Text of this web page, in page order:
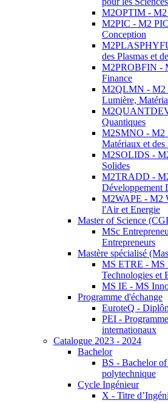
M2OPTIM - M2
M2PIC - M2
Conception
des Plasmas et
M2PROBFIN -
Finance
M2QLMN - M2
Lumière,
Quantiques
M2SMNO - M2
Matériaux et
M2SOLIDS -
Solides
M2TRADD -
Développement
M2WAPE - M2
l'Air et Energie
Master of Science
MSc
Entrepreneurs
Mastère spécialisé
MS ETRE - MS
Technologies et
MS IE - MS
Programme d'échange
EuroteQ -
PEI -
internationaux
Catalogue 2023 - 2024
Bachelor
BS - Bachelor
polytechnique
Cycle Ingénieur
X - Titre